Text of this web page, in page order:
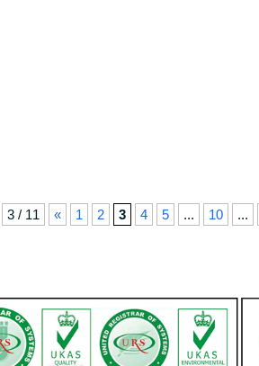
3 / 11 « 1 2 3 4 5 ... 10 ...